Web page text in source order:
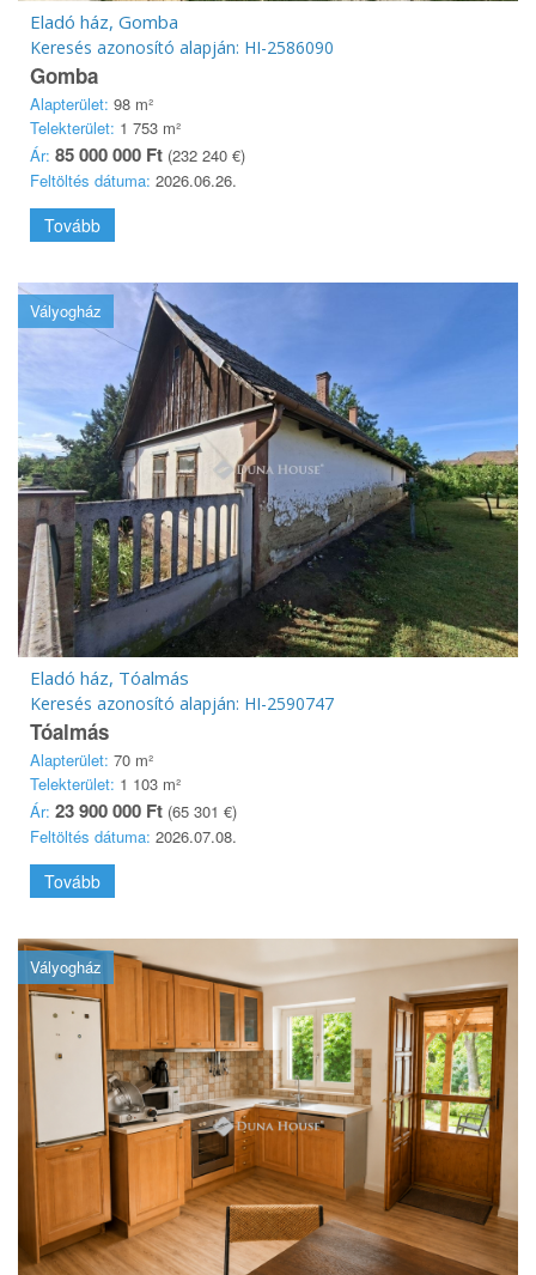
Eladó ház, Gomba
Keresés azonosító alapján: HI-2586090
Gomba
Alapterület: 98 m²
Telekterület: 1 753 m²
Ár: 85 000 000 Ft (232 240 €)
Feltöltés dátuma: 2026.06.26.
Tovább
Vályogház
Eladó ház, Tóalmás
Keresés azonosító alapján: HI-2590747
Tóalmás
Alapterület: 70 m²
Telekterület: 1 103 m²
Ár: 23 900 000 Ft (65 301 €)
Feltöltés dátuma: 2026.07.08.
Tovább
Vályogház